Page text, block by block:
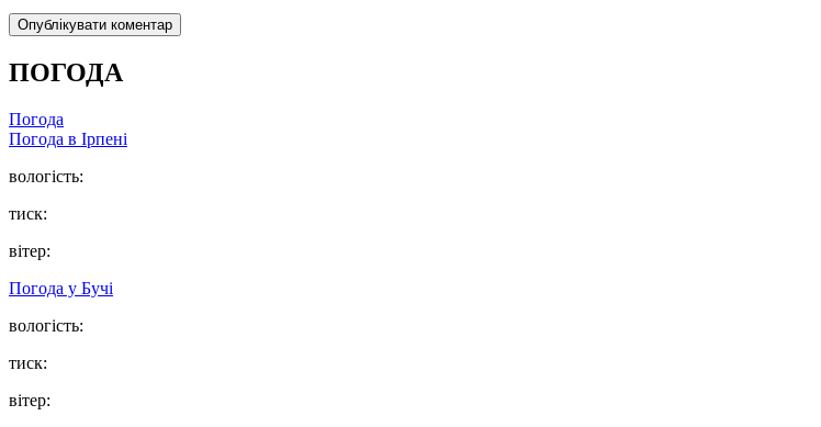
ПОГОДА
Погода
Погода в Ірпені
вологість:
тиск:
вітер:
Погода у Бучі
вологість:
тиск:
вітер: